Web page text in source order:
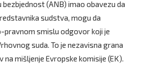
bezbjednost (ANB) imao obavezu da
sudstva, mogu da
smislu odgovor koji je
suda. To je nezavisna grana
na mišljenje Evropske komisije (EK).